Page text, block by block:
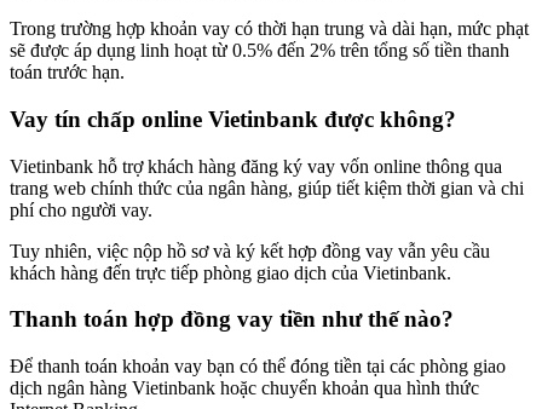
Trong trường hợp khoản vay có thời hạn trung và dài hạn, mức phạt
sẽ được áp dụng linh hoạt từ 0.5% đến 2% trên tổng số tiền thanh
toán trước hạn.
Vay tín chấp online Vietinbank được không?
Vietinbank hỗ trợ khách hàng đăng ký vay vốn online thông qua
trang web chính thức của ngân hàng, giúp tiết kiệm thời gian và chi
phí cho người vay.
Tuy nhiên, việc nộp hồ sơ và ký kết hợp đồng vay vẫn yêu cầu
khách hàng đến trực tiếp phòng giao dịch của Vietinbank.
Thanh toán hợp đồng vay tiền như thế nào?
Để thanh toán khoản vay bạn có thể đóng tiền tại các phòng giao
dịch ngân hàng Vietinbank hoặc chuyển khoản qua hình thức